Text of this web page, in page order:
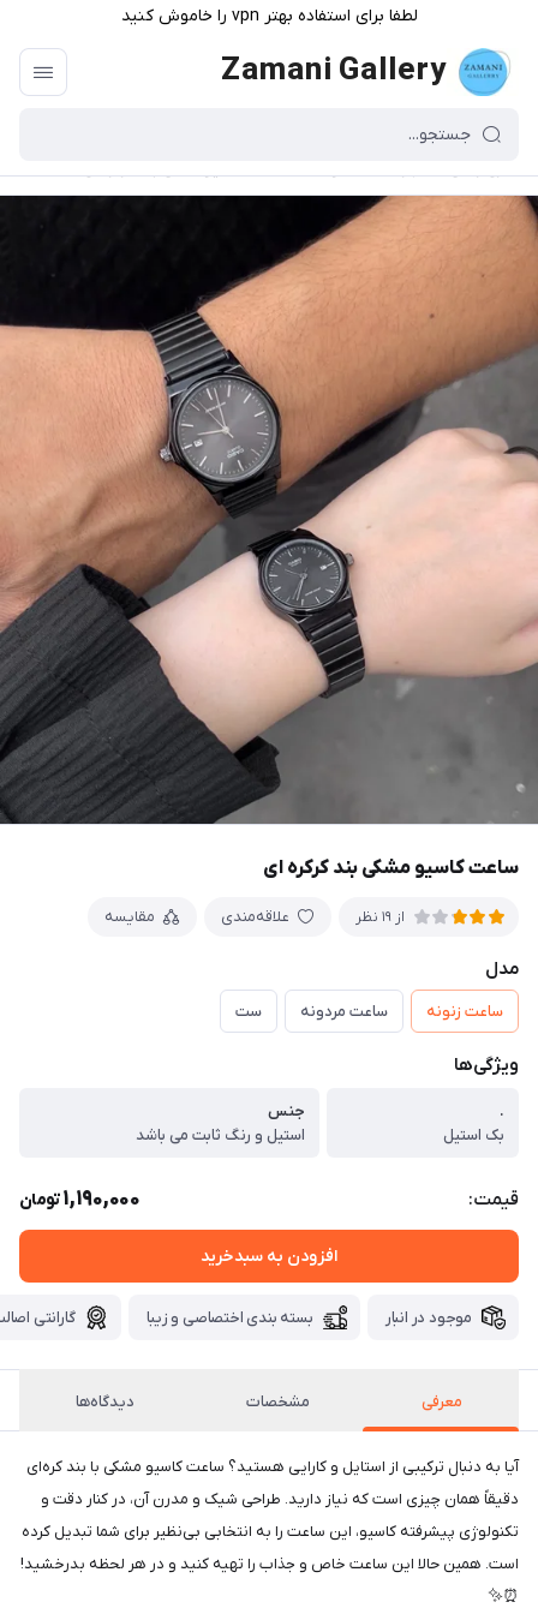
لطفا برای استفاده بهتر vpn را خاموش کنید
Zamani Gallery
ساعت کاسیو مشکی بند کرکره ای
از 19 نظر علاقه‌مندی مقایسه
مدل
ساعت زنونه ساعت مردونه ست
ویژگی‌ها
.
بک استیل
جنس
استیل و رنگ ثابت می باشد
قیمت: 1,190,000تومان
افزودن به سبدخرید
موجود در انبار بسته بندی اختصاصی و زیبا گارانتی
معرفی مشخصات دیدگاه‌ها
آیا به دنبال ترکیبی از استایل و کارایی هستید؟ ساعت کاسیو مشکی با بند کره‌ای
دقیقاً همان چیزی است که نیاز دارید. طراحی شیک و مدرن آن، در کنار دقت و
تکنولوژی پیشرفته کاسیو، این ساعت را به انتخابی بی‌نظیر برای شما تبدیل کرده
است. همین حالا این ساعت خاص و جذاب را تهیه کنید و در هر لحظه بدرخشید!
⏰✨